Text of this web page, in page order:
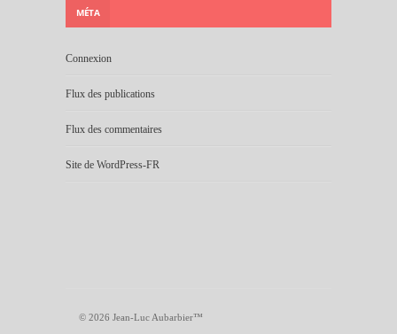
MÉTA
Connexion
Flux des publications
Flux des commentaires
Site de WordPress-FR
© 2026 Jean-Luc Aubarbier™